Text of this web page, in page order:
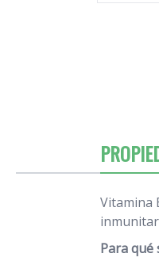
Vitamina
Para qué